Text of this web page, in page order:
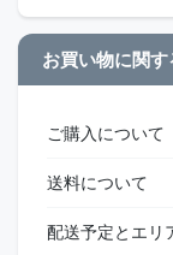
お買い物に関
ご購入について
送料について
配送予定とエリ